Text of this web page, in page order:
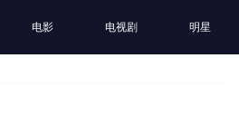
电影 电视剧 明星